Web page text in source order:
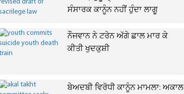
ਸੰਸਾਰਕ ਕਾਨੂੰਨ ਨਹੀਂ ਹੁੰਦਾ ਲਾਗੂ
ਨੌਜਵਾਨ ਨੇ ਟਰੇਨ ਅੱਗੇ ਛਾਲ ਮਾਰ ਕੇ
ਕੀਤੀ ਖੁਦਕੁਸ਼ੀ
ਬੇਅਦਬੀ ਵਿਰੋਧੀ ਕਾਨੂੰਨ ਮਾਮਲਾ: ਅਕਾਲ